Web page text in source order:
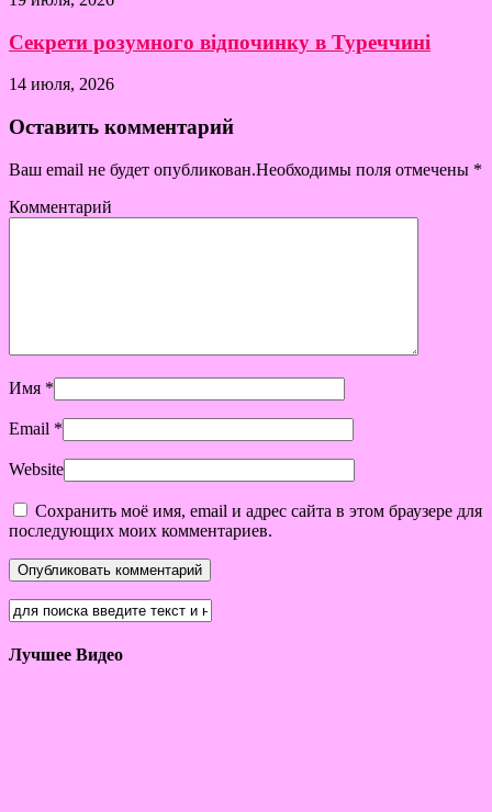
Секрети розумного відпочинку в Туреччині
14 июля, 2026
Оставить комментарий
Ваш email не будет опубликован.Необходимы поля отмечены *
Комментарий
Имя *
Email *
Website
Сохранить моё имя, email и адрес сайта в этом браузере для
последующих моих комментариев.
Лучшее Видео